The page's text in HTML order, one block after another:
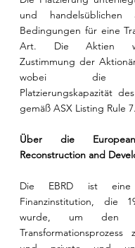
und handelsüblichen
Bedingungen für eine
Art. Die Aktien
Zustimmung der
wobei die
Platzierungskapazität
gemäß ASX Listing Rule
Über die
Reconstruction and
Die EBRD ist eine
Finanzinstitution, die
wurde, um den
Transformationsprozess